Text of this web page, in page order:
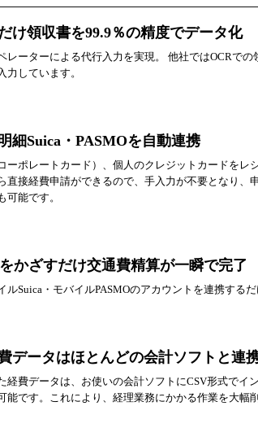
け領収書を99.9％の精度でデータ化
レーターによる代行入力を実現。 他社ではOCRで
力しています。
細Suica・PASMOを自動連携
ーポレートカード）、個人のクレジットカードを
直接経費申請ができるので、手入力が不要となり
可能です。
かざすだけ交通費精算が一瞬で完了
ルSuica・モバイルPASMOのアカウントを連携する
データはほとんどの会計ソフトと連
経費データは、お使いの会計ソフトにCSV形式で
能です。これにより、経理業務にかかる作業を大